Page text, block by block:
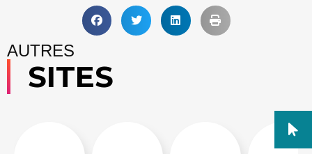
AUTRES
SITES